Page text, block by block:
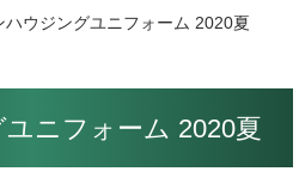
ハウジングユニフォーム 2020夏
ニフォーム 2020夏